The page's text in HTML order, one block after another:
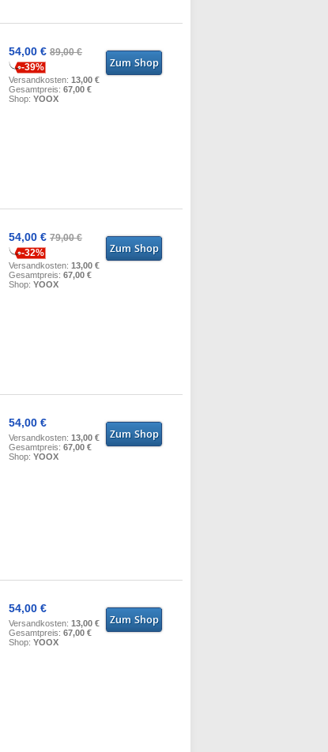
54,00 €89,00 €
-39%
Versandkosten:13,00 €
Gesamtpreis:67,00 €
Shop:YOOX
54,00 €79,00 €
-32%
Versandkosten:13,00 €
Gesamtpreis:67,00 €
Shop:YOOX
54,00 €
Versandkosten:13,00 €
Gesamtpreis:67,00 €
Shop:YOOX
54,00 €
Versandkosten:13,00 €
Gesamtpreis:67,00 €
Shop:YOOX